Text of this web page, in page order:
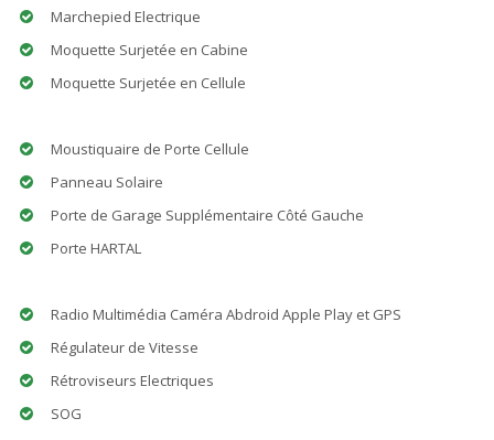
Marchepied Electrique
Moquette Surjetée en Cabine
Moquette Surjetée en Cellule
Moustiquaire de Porte Cellule
Panneau Solaire
Porte de Garage Supplémentaire Côté Gauche
Porte HARTAL
Radio Multimédia Caméra Abdroid Apple Play et GPS
Régulateur de Vitesse
Rétroviseurs Electriques
SOG